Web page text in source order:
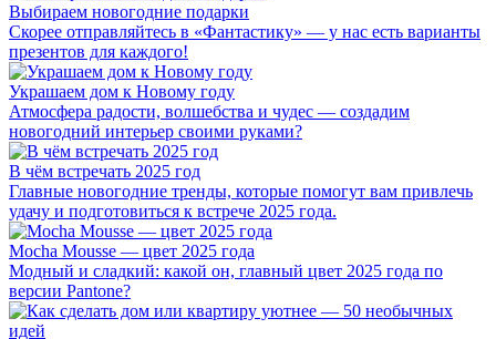
Выбираем новогодние подарки
Скорее отправляйтесь в «Фантастику» — у нас есть варианты
презентов для каждого!
Украшаем дом к Новому году
Атмосфера радости, волшебства и чудес — создадим
новогодний интерьер своими руками?
В чём встречать 2025 год
Главные новогодние тренды, которые помогут вам привлечь
удачу и подготовиться к встрече 2025 года.
Mocha Mousse — цвет 2025 года
Модный и сладкий: какой он, главный цвет 2025 года по
версии Pantone?